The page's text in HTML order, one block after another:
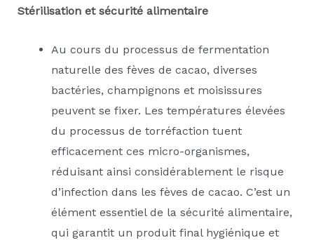
Stérilisation et sécurité alimentaire
Au cours du processus de fermentation
naturelle des fèves de cacao, diverses
bactéries, champignons et moisissures
peuvent se fixer. Les températures élevées
du processus de torréfaction tuent
efficacement ces micro-organismes,
réduisant ainsi considérablement le risque
d’infection dans les fèves de cacao. C’est un
élément essentiel de la sécurité alimentaire,
qui garantit un produit final hygiénique et